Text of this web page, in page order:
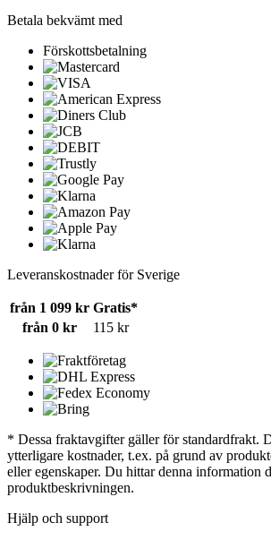
Betala bekvämt med
Förskottsbetalning
Leveranskostnader för Sverige
från 1 099 kr Gratis*
från 0 kr
115 kr
* Dessa fraktavgifter gäller för standardfrakt.
ytterligare kostnader, t.ex. på grund av
eller egenskaper. Du hittar denna information
produktbeskrivningen.
Hjälp och support